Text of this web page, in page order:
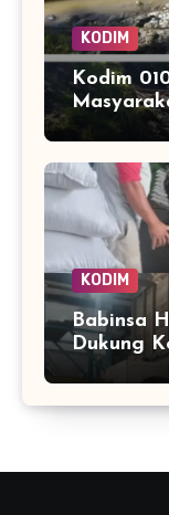
KODIM
Kodim
Royong
KODIM
Babinsa
Dukung